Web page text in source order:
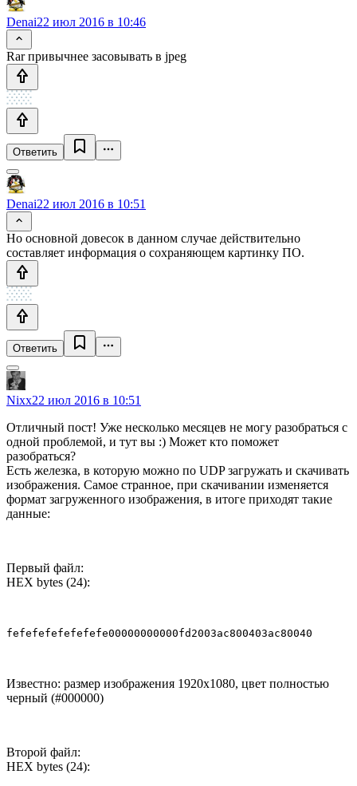
Denai22 июл 2016 в 10:46
Rar привычнее засовывать в jpeg
Ответить
Denai22 июл 2016 в 10:51
Но основной довесок в данном случае действительно
составляет информация о сохраняющем картинку ПО.
Ответить
Nixx22 июл 2016 в 10:51
Отличный пост! Уже несколько месяцев не могу разобраться с
одной проблемой, и тут вы :) Может кто поможет
разобраться?
Есть железка, в которую можно по UDP загружать и скачивать
изображения. Самое странное, при скачивании изменяется
формат загруженного изображения, в итоге приходят такие
данные:
Первый файл:
HEX bytes (24):
fefefefefefefefe00000000000fd2003ac800403ac80040
Известно: размер изображения 1920х1080, цвет полностью
черный (#000000)
Второй файл:
HEX bytes (24):